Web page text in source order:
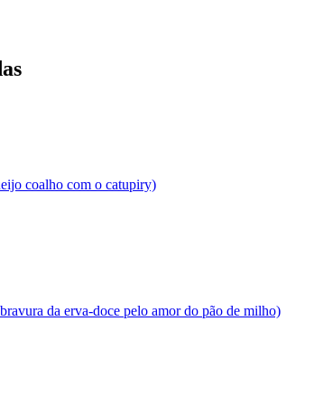
coalho com o catupiry)
da erva-doce pelo amor do pão de milho)